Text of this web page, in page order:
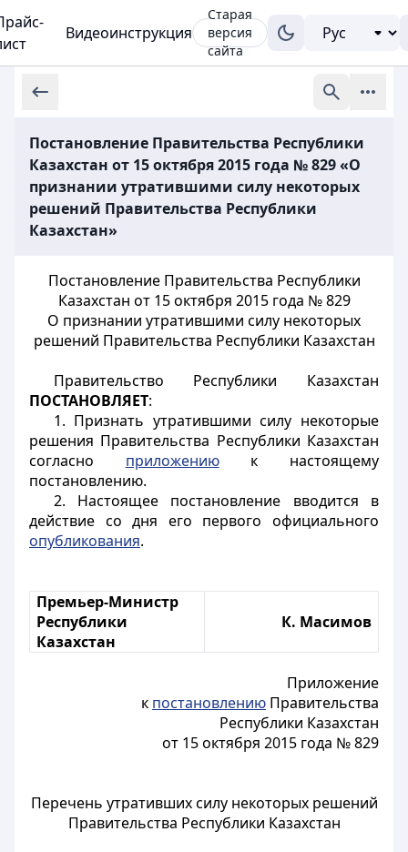
Видеоинструкция
Старая
версия
сайта
Постановление Правительства Республики
Казахстан от 15 октября 2015 года № 829 «О
признании утратившими силу некоторых
решений Правительства Республики
Казахстан»
Постановление Правительства Республики
Казахстан от 15 октября 2015 года № 829
О признании утратившими силу некоторых
решений Правительства Республики Казахстан
Правительство Республики Казахстан
ПОСТАНОВЛЯЕТ:
1. Признать утратившими силу некоторые
решения Правительства Республики Казахстан
согласно приложениюк настоящему
постановлению.
2. Настоящее постановление вводится в
действие со дня его первого официального
опубликования.
Премьер-Министр
Республики
Казахстан
К. Масимов
Приложение
к постановлению Правительства
Республики Казахстан
от 15 октября 2015 года № 829
Перечень утративших силу некоторых решений
Правительства Республики Казахстан